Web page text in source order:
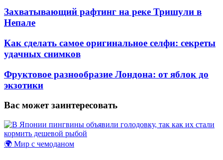
Захватывающий рафтинг на реке Тришули в
Непале
Как сделать самое оригинальное селфи: секреты
удачных снимков
Фруктовое разнообразие Лондона: от яблок до
экзотики
Вас может заинтересовать
🌍 Мир с чемоданом